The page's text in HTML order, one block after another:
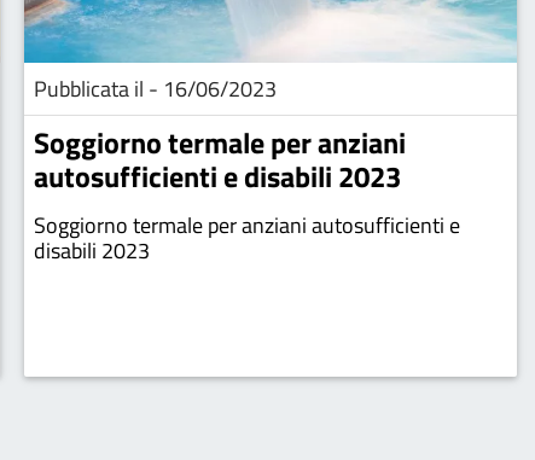
Pubblicata il - 16/06/2023
Soggiorno termale per anziani
autosufficienti e disabili 2023
Soggiorno termale per anziani autosufficienti e
disabili 2023